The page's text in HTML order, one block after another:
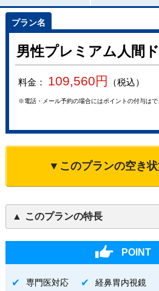
男性プレミアム人間
料金： 109,560円 （税込）
※電話・メール予約の場合にはポイントの付与はで
▼このプランの空き
このプランの特長
POINT
専門医対応 経鼻胃内視鏡